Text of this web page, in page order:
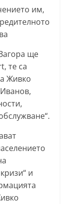
им,
ще
те са
Живко
и